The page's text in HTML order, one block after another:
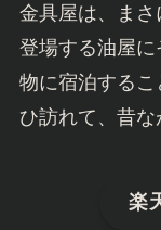
金具屋は、ま
登場する油屋
物に宿泊する
ひ訪れて、昔な
楽